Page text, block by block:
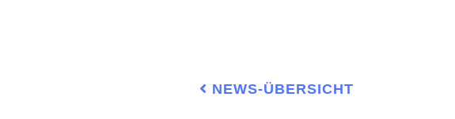
NEWS-ÜBERSICHT